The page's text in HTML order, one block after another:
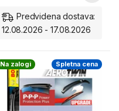
Predvidena dostava:
12.08.2026 - 17.08.2026
Na zalogi Spletna cena